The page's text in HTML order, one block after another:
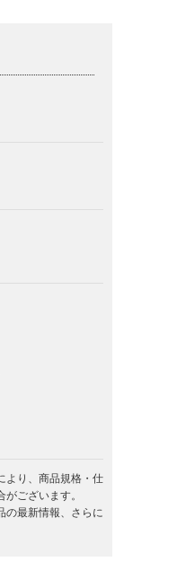
より、商品規格・仕
ございます。
の最新情報、さらに